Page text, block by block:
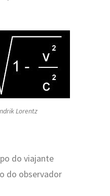
Lorentz
do viajante
do observador